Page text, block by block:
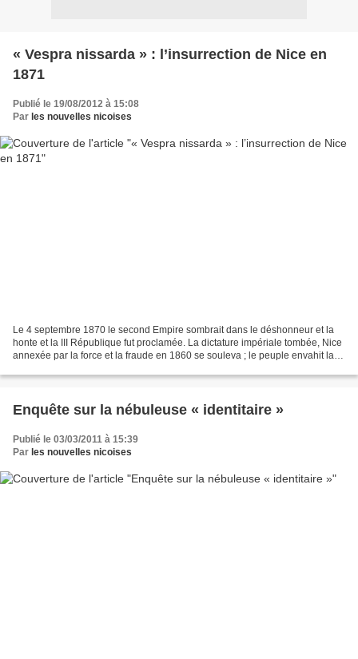
« Vespra nissarda » : l’insurrection de Nice en
1871
Publié le 19/08/2012 à 15:08
Par les nouvelles nicoises
Le 4 septembre 1870 le second Empire sombrait dans le déshonneur et la
honte et la III République fut proclamée. La dictature impériale tombée, Nice
annexée par la force et la fraude en 1860 se souleva ; le peuple envahit la
Enquête sur la nébuleuse « identitaire »
Publié le 03/03/2011 à 15:39
Par les nouvelles nicoises